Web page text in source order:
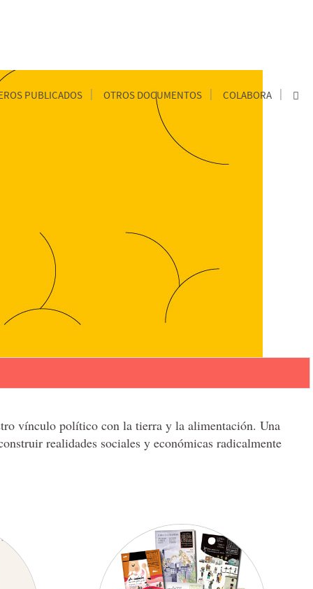
PUBLICADOS OTROS DOCUMENTOS COLABORA
vínculo político con la tierra y la alimentación. Una
realidades sociales y económicas radicalmente